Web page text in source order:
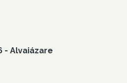
- Alvaiázare